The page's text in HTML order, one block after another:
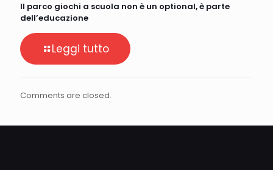
Il parco giochi a scuola non è un optional, è parte
dell’educazione
Leggi tutto
Comments are closed.